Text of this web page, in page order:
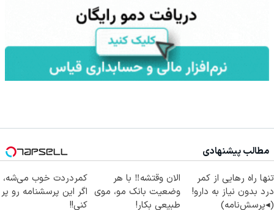
مطالب پیشنهادی
تنها راه رهایی از کمر
درد بدون نیاز به دارو!
(◂پرسش‌نامه)
الان وقتشه‼️ با هر
وضعیت بانک مو، موی
طبیعی بکار!
کمردردت خوب می‌شه،
اگر این پرسشنامه رو پر
کنی!!